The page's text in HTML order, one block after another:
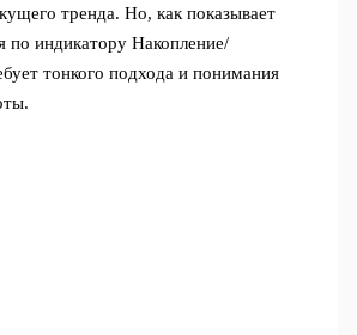
тренда. Но, как показывает
по индикатору Накопление/
тонкого подхода и понимания